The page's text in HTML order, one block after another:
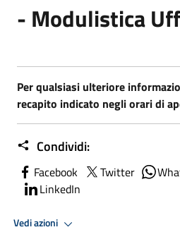
- Modulistica
Per qualsiasi ulteriore
recapito indicato negli orari di
Condividi:
Facebook Twitter
LinkedIn
Vedi azioni